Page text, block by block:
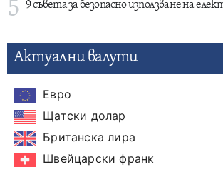
5 9 съвета за безопасно използване на
Актуални валути
Евро
Щатски долар
Британска лира
Швейцарски франк